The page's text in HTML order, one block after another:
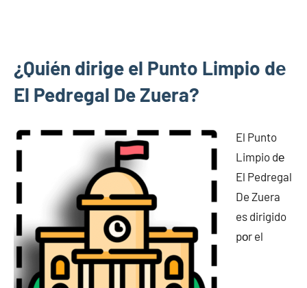
¿Quién dirige el Punto Limpio dе
El Pedregal De Zuera?
El Punto
Limpio dе
El Pedregal
De Zuera
es dirigido
pοr el